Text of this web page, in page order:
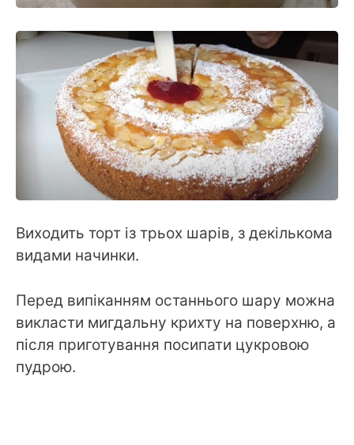
Виходить торт із трьох шарів, з декількома
видами начинки.
Перед випіканням останнього шару можна
викласти мигдальну крихту на поверхню, а
після приготування посипати цукровою
пудрою.